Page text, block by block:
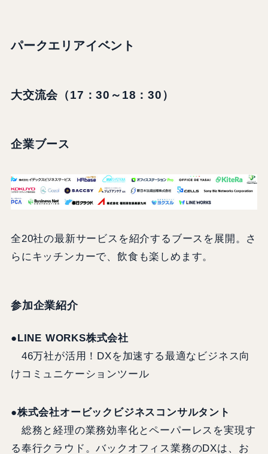
パークエリアイベント
大交流会（17：30～18：30）
企業ブース
全20社の最新サービスを紹介するブースを展開。さ
らにキッチンカーで、飲食も楽しめます。
参加企業紹介
●LINE WORKS株式会社
46万社が活用！DXを加速する最適なビジネス向
けコミュニケーションツール
●株式会社オービックビジネスコンサルタント
総務と経理の業務効率化とペーパーレスを実現す
る奉行クラウド。バックオフィス業務のDXは、お